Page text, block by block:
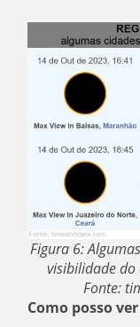
Figura 6:
visibilidade
Fonte:
Como posso